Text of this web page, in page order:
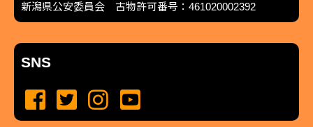
新潟県公安委員会 古物許可番号：461020002392
SNS